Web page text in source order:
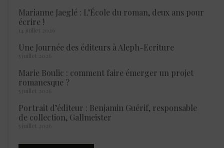
Marianne Jaeglé : L’École du roman, deux ans pour
écrire !
14 juillet 2026
Une Journée des éditeurs à Aleph-Ecriture
5 juillet 2026
Marie Boulic : comment faire émerger un projet
romanesque ?
5 juillet 2026
Portrait d’éditeur : Benjamin Guérif, responsable
de collection, Gallmeister
5 juillet 2026